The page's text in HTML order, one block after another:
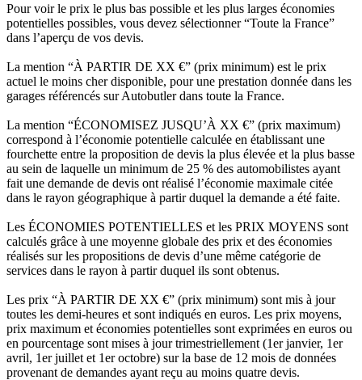
Pour voir le prix le plus bas possible et les plus larges économies
potentielles possibles, vous devez sélectionner “Toute la France”
dans l’aperçu de vos devis.
La mention “À PARTIR DE XX €” (prix minimum) est le prix
actuel le moins cher disponible, pour une prestation donnée dans les
garages référencés sur Autobutler dans toute la France.
La mention “ÉCONOMISEZ JUSQU’À XX €” (prix maximum)
correspond à l’économie potentielle calculée en établissant une
fourchette entre la proposition de devis la plus élevée et la plus basse
au sein de laquelle un minimum de 25 % des automobilistes ayant
fait une demande de devis ont réalisé l’économie maximale citée
dans le rayon géographique à partir duquel la demande a été faite.
Les ÉCONOMIES POTENTIELLES et les PRIX MOYENS sont
calculés grâce à une moyenne globale des prix et des économies
réalisés sur les propositions de devis d’une même catégorie de
services dans le rayon à partir duquel ils sont obtenus.
Les prix “À PARTIR DE XX €” (prix minimum) sont mis à jour
toutes les demi-heures et sont indiqués en euros. Les prix moyens,
prix maximum et économies potentielles sont exprimées en euros ou
en pourcentage sont mises à jour trimestriellement (1er janvier, 1er
avril, 1er juillet et 1er octobre) sur la base de 12 mois de données
provenant de demandes ayant reçu au moins quatre devis.